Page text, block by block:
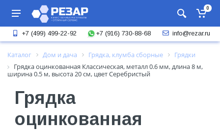
0
+7 (499) 499-22-92 +7 (916) 730-88-68 info@rezar.ru
Каталог Дом и дача Грядка, клумба сборные
Грядки
Грядка оцинкованная Классическая, металл 0.6 мм, длина 8 м,
ширина 0.5 м, высота 20 см, цвет Серебристый
Грядка
оцинкованная